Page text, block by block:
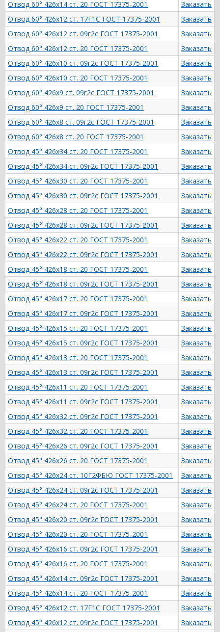
Отвод 60° 426х14 ст. 20 ГОСТ 17375-2001
Заказать
Отвод 60° 426х12 ст. 17Г1С ГОСТ 17375-2001
Заказать
Отвод 60° 426х12 ст. 09г2с ГОСТ 17375-2001
Заказать
Отвод 60° 426х12 ст. 20 ГОСТ 17375-2001
Заказать
Отвод 60° 426х10 ст. 09г2с ГОСТ 17375-2001
Заказать
Отвод 60° 426х10 ст. 20 ГОСТ 17375-2001
Заказать
Отвод 60° 426х9 ст. 09г2с ГОСТ 17375-2001
Заказать
Отвод 60° 426х9 ст. 20 ГОСТ 17375-2001
Заказать
Отвод 60° 426х8 ст. 09г2с ГОСТ 17375-2001
Заказать
Отвод 60° 426х8 ст. 20 ГОСТ 17375-2001
Заказать
Отвод 45° 426х34 ст. 20 ГОСТ 17375-2001
Заказать
Отвод 45° 426х34 ст. 09г2с ГОСТ 17375-2001
Заказать
Отвод 45° 426х30 ст. 20 ГОСТ 17375-2001
Заказать
Отвод 45° 426х30 ст. 09г2с ГОСТ 17375-2001
Заказать
Отвод 45° 426х28 ст. 20 ГОСТ 17375-2001
Заказать
Отвод 45° 426х28 ст. 09г2с ГОСТ 17375-2001
Заказать
Отвод 45° 426х22 ст. 20 ГОСТ 17375-2001
Заказать
Отвод 45° 426х22 ст. 09г2с ГОСТ 17375-2001
Заказать
Отвод 45° 426х18 ст. 20 ГОСТ 17375-2001
Заказать
Отвод 45° 426х18 ст. 09г2с ГОСТ 17375-2001
Заказать
Отвод 45° 426х17 ст. 20 ГОСТ 17375-2001
Заказать
Отвод 45° 426х17 ст. 09г2с ГОСТ 17375-2001
Заказать
Отвод 45° 426х15 ст. 20 ГОСТ 17375-2001
Заказать
Отвод 45° 426х15 ст. 09г2с ГОСТ 17375-2001
Заказать
Отвод 45° 426х13 ст. 20 ГОСТ 17375-2001
Заказать
Отвод 45° 426х13 ст. 09г2с ГОСТ 17375-2001
Заказать
Отвод 45° 426х11 ст. 20 ГОСТ 17375-2001
Заказать
Отвод 45° 426х11 ст. 09г2с ГОСТ 17375-2001
Заказать
Отвод 45° 426х32 ст. 09г2с ГОСТ 17375-2001
Заказать
Отвод 45° 426х32 ст. 20 ГОСТ 17375-2001
Заказать
Отвод 45° 426х26 ст. 09г2с ГОСТ 17375-2001
Заказать
Отвод 45° 426х26 ст. 20 ГОСТ 17375-2001
Заказать
Отвод 45° 426х24 ст. 10Г2ФБЮ ГОСТ 17375-2001
Заказать
Отвод 45° 426х24 ст. 09г2с ГОСТ 17375-2001
Заказать
Отвод 45° 426х24 ст. 20 ГОСТ 17375-2001
Заказать
Отвод 45° 426х20 ст. 09г2с ГОСТ 17375-2001
Заказать
Отвод 45° 426х20 ст. 20 ГОСТ 17375-2001
Заказать
Отвод 45° 426х16 ст. 09г2с ГОСТ 17375-2001
Заказать
Отвод 45° 426х16 ст. 20 ГОСТ 17375-2001
Заказать
Отвод 45° 426х14 ст. 09г2с ГОСТ 17375-2001
Заказать
Отвод 45° 426х14 ст. 20 ГОСТ 17375-2001
Заказать
Отвод 45° 426х12 ст. 17Г1С ГОСТ 17375-2001
Заказать
Отвод 45° 426х12 ст. 09г2с ГОСТ 17375-2001
Заказать